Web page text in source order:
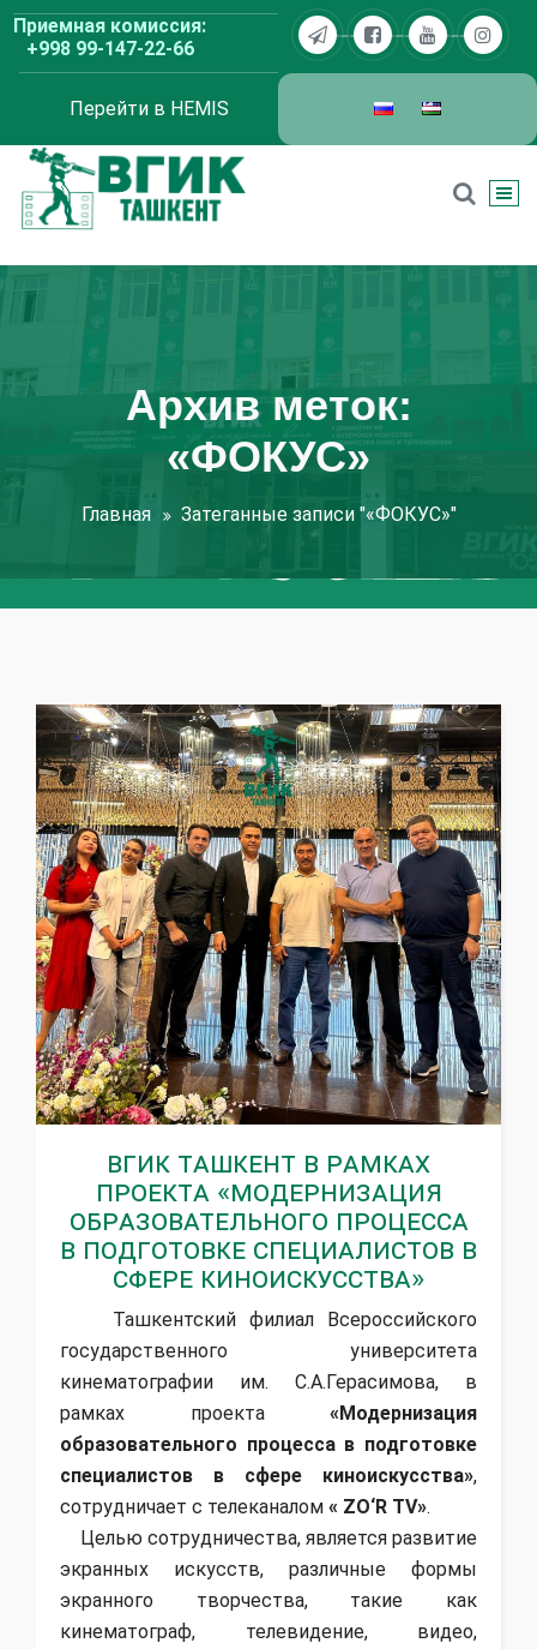
Перейти
содержимому
Приемная комиссия:
+998 99-147-22-66
Перейти в HEMIS
Архив меток:
«ФОКУС»
Главная Затеганные записи "«ФОКУС»"
ВГИК Ташкент в рамках
проекта «Модернизация
образовательного процесса
в подготовке специалистов в
сфере киноискусства»
Ташкентский филиал Всероссийского
государственного университета
кинематографии им. С.А.Герасимова, в
рамках проекта «Модернизация
образовательного процесса в подготовке
специалистов в сфере киноискусства»,
сотрудничает с телеканалом « ZO‘R TV».
Целью сотрудничества, является развитие
экранных искусств, различные формы
экранного творчества, такие как
кинематограф, телевидение, видео,